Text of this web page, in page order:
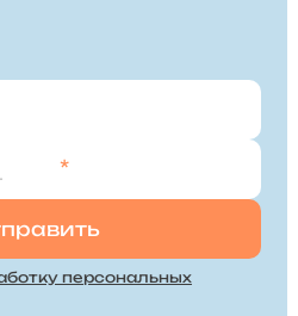
*
персональных